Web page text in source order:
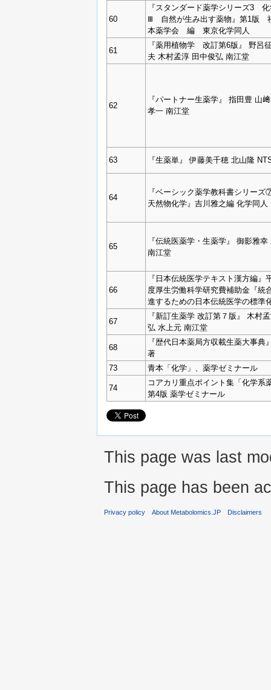
60
『スタンダード薬学シリーズ3
Ⅲ 自然が生み出す薬物』第1版
本薬学会 編 東京化学同人
61
『薬用植物学 改訂第6版』 野呂
夫 木村孟淳 田中俊弘 南江堂
62
『パートナー生薬学』 指田豊 山
孝一 南江堂
63 『生薬単』 伊藤美千穂 北山隆
64
『ベーシック薬学教科書シリー
天然物化学』吉川雅之編 化学同人
65
『伝統医薬学・生薬学』 御影雅幸
南江堂
66
『日本伝統医学テキスト漢方編』
度厚生労働科学研究費補助金『統
進するための日本伝統医学の標準
67
『新訂生薬学 改訂第７版』 木村
弘 水上元 南江堂
68
『歴代日本薬局方収載生薬大事典
著
73
青本「化学」、薬学ゼミナール
74
コアカリ重点ポイント集「化学系
第4版 薬学ゼミナール
This page was last
This page has been
Privacy policy About Metabolomics.JP Disclaimers